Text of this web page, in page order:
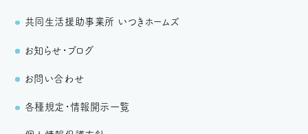
共同生活援助事業所 いつきホームズ
お知らせ・ブログ
お問い合わせ
各種規定・情報開示一覧